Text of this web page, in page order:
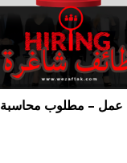
– مطلوب محاسبة